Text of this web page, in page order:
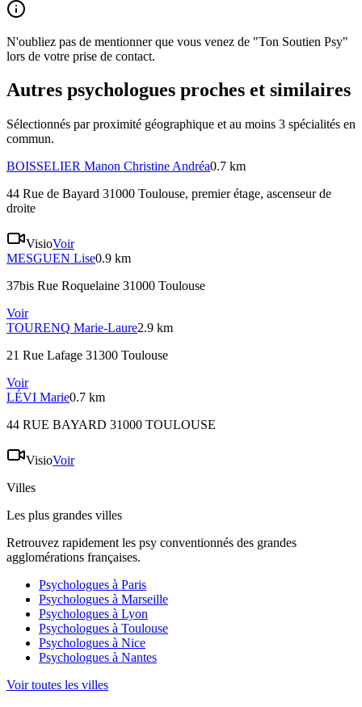
N'oubliez pas de mentionner que vous venez de "Ton Soutien Psy"
lors de votre prise de contact.
Autres psychologues proches et similaires
Sélectionnés par proximité géographique et au moins 3 spécialités en
commun.
BOISSELIER Manon Christine Andréa0.7 km
44 Rue de Bayard 31000 Toulouse, premier étage, ascenseur de
droite
VisioVoir
MESGUEN Lise0.9 km
37bis Rue Roquelaine 31000 Toulouse
Voir
TOURENQ Marie-Laure2.9 km
21 Rue Lafage 31300 Toulouse
Voir
LÉVI Marie0.7 km
44 RUE BAYARD 31000 TOULOUSE
VisioVoir
Villes
Les plus grandes villes
Retrouvez rapidement les psy conventionnés des grandes
agglomérations françaises.
Psychologues à Paris
Psychologues à Marseille
Psychologues à Lyon
Psychologues à Toulouse
Psychologues à Nice
Psychologues à Nantes
Voir toutes les villes